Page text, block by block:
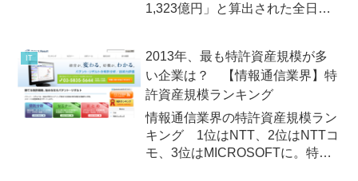
1,323億円」と算出された全日本
が日本の有力企業237社の「Web
サイトの価値」について調査した
「Webサイ...
IT
2013年、最も特許資産規模が多
い企業は？ 【情報通信業界】特
許資産規模ランキング
情報通信業界の特許資産規模ラン
キング 1位はNTT、2位はNTTコ
モ、3位はMICROSOFTに。特許